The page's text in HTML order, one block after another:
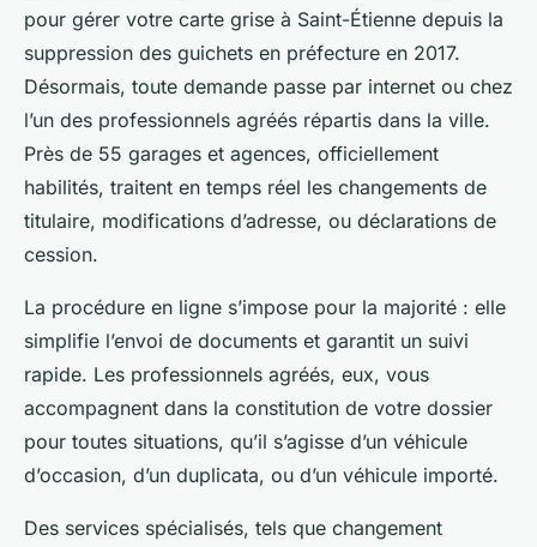
pour gérer votre carte grise à Saint-Étienne depuis la
suppression des guichets en préfecture en 2017.
Désormais, toute demande passe par internet ou chez
l’un des professionnels agréés répartis dans la ville.
Près de 55 garages et agences, officiellement
habilités, traitent en temps réel les changements de
titulaire, modifications d’adresse, ou déclarations de
cession.
La procédure en ligne s’impose pour la majorité : elle
simplifie l’envoi de documents et garantit un suivi
rapide. Les professionnels agréés, eux, vous
accompagnent dans la constitution de votre dossier
pour toutes situations, qu’il s’agisse d’un véhicule
d’occasion, d’un duplicata, ou d’un véhicule importé.
Des services spécialisés, tels que changement